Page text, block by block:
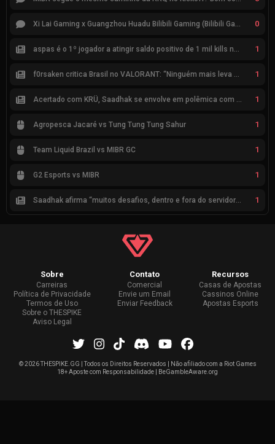
Xi Lai Gaming x Guangzhou Huadu Bilibili Gaming (Bilibili Gaming) 0
aspas é o 1º jogador a atingir saldo positivo de 1 mil kills no VCT 1
f0rsaken critica Brasil no VALORANT: “Ninguém mais leva a sério” 1
Acertado com KRÜ, Saadhak se envolve em polêmica com keznit 1
Agropesca Jacaré vs Tung Tung Tung Sahur 1
Team Liquid Brazil vs MIBR GC 1
G2 Esports vs MIBR 1
Saadhak afirma “muitos desafios, dentro e fora do servidor” sobre a jornada até a classificação 1
Sobre
Carreiras
Política de Privacidade
Termos de Uso
Sobre o THESPIKE
Aviso Legal
Contato
Comercial
Envie um Email
Enviar Feedback
Recursos
Casas de Apostas
Cassinos Online
Apostas Esports
©2026 THESPIKE.GG | Todos os Direitos Reservados | Não afiliado com a Riot Games
18+ Aposte com Responsabilidade | BeGambleAware.org